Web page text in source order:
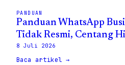
PANDUAN
Panduan WhatsApp
Tidak Resmi, Centang
8 Juli 2026
Baca artikel →